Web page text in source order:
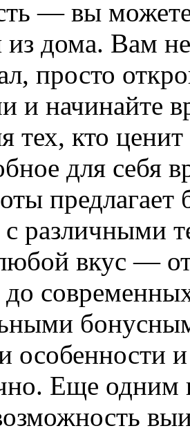
— вы
из дома. Вам
просто
и начинайте
тех, кто
для себя
с различными
вкус —
до
особенности
Еще